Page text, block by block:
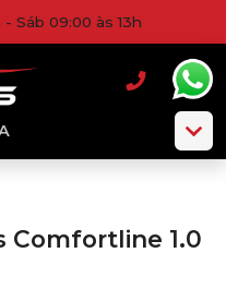
Sáb 09:00 às 13h
Comfortline 1.0